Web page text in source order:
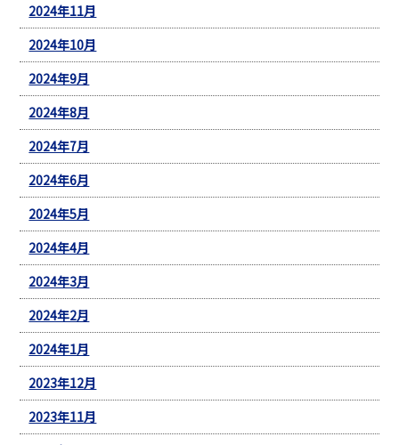
2024年11月
2024年10月
2024年9月
2024年8月
2024年7月
2024年6月
2024年5月
2024年4月
2024年3月
2024年2月
2024年1月
2023年12月
2023年11月